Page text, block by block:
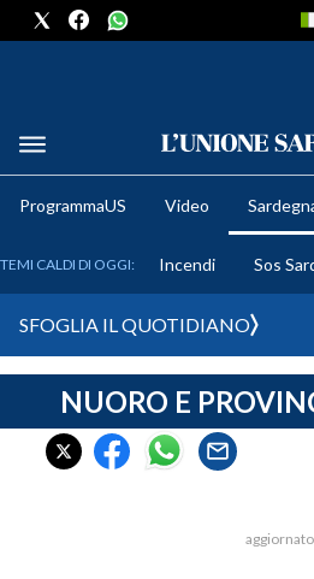
METEO
CRONACA SARDEGNA
CAGLIARI
ProgrammaUS Video
TEMI CALDI DI OGGI: Incendi Sos
SFOGLIA IL QUOTIDIANO
NUORO E